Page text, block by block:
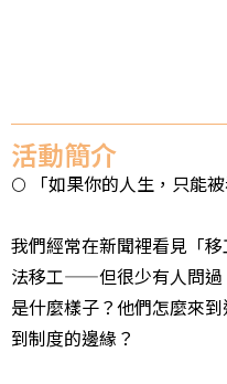
活動簡介
🌕 「如果你的人生，只能
我們經常在新聞裡看見「
法移工——但很少有人問過
是什麼樣子？他們怎麼來
到制度的邊緣？